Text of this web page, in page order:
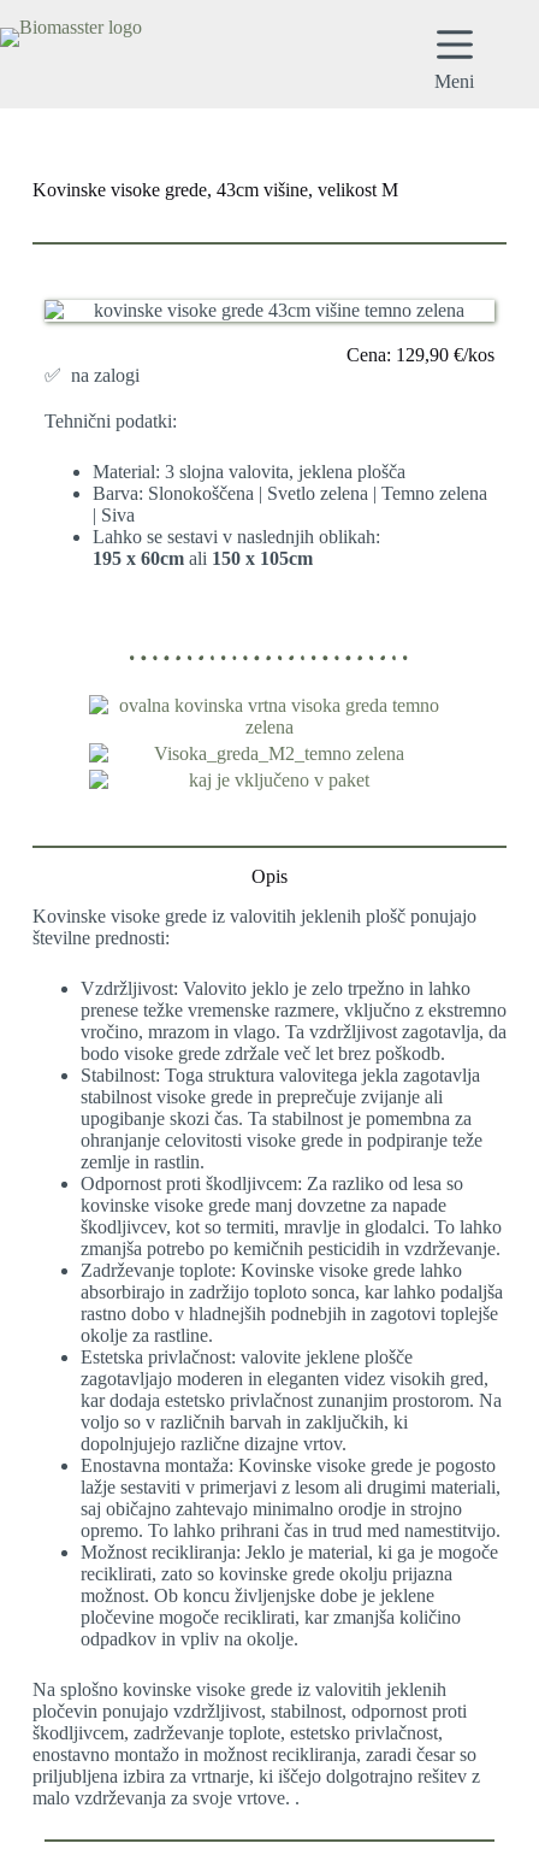
Meni
Kovinske visoke grede, 43cm višine, velikost M
Cena: 129,90 €/kos
✅ na zalogi
Tehnični podatki:
Material: 3 slojna valovita, jeklena plošča
Barva: Slonokoščena | Svetlo zelena | Temno zelena
| Siva
Lahko se sestavi v naslednjih oblikah:
195 x 60cmali 150 x 105cm
Opis
Kovinske visoke grede iz valovitih jeklenih plošč ponujajo
številne prednosti:
Vzdržljivost: Valovito jeklo je zelo trpežno in lahko
prenese težke vremenske razmere, vključno z ekstremno
vročino, mrazom in vlago. Ta vzdržljivost zagotavlja, da
bodo visoke grede zdržale več let brez poškodb.
Stabilnost: Toga struktura valovitega jekla zagotavlja
stabilnost visoke grede in preprečuje zvijanje ali
upogibanje skozi čas. Ta stabilnost je pomembna za
ohranjanje celovitosti visoke grede in podpiranje teže
zemlje in rastlin.
Odpornost proti škodljivcem: Za razliko od lesa so
kovinske visoke grede manj dovzetne za napade
škodljivcev, kot so termiti, mravlje in glodalci. To lahko
zmanjša potrebo po kemičnih pesticidih in vzdrževanje.
Zadrževanje toplote: Kovinske visoke grede lahko
absorbirajo in zadržijo toploto sonca, kar lahko podaljša
rastno dobo v hladnejših podnebjih in zagotovi toplejše
okolje za rastline.
Estetska privlačnost: valovite jeklene plošče
zagotavljajo moderen in eleganten videz visokih gred,
kar dodaja estetsko privlačnost zunanjim prostorom. Na
voljo so v različnih barvah in zaključkih, ki
dopolnjujejo različne dizajne vrtov.
Enostavna montaža: Kovinske visoke grede je pogosto
lažje sestaviti v primerjavi z lesom ali drugimi materiali,
saj običajno zahtevajo minimalno orodje in strojno
opremo. To lahko prihrani čas in trud med namestitvijo.
Možnost recikliranja: Jeklo je material, ki ga je mogoče
reciklirati, zato so kovinske grede okolju prijazna
možnost. Ob koncu življenjske dobe je jeklene
pločevine mogoče reciklirati, kar zmanjša količino
odpadkov in vpliv na okolje.
Na splošno kovinske visoke grede iz valovitih jeklenih
pločevin ponujajo vzdržljivost, stabilnost, odpornost proti
škodljivcem, zadrževanje toplote, estetsko privlačnost,
enostavno montažo in možnost recikliranja, zaradi česar so
priljubljena izbira za vrtnarje, ki iščejo dolgotrajno rešitev z
malo vzdrževanja za svoje vrtove. .